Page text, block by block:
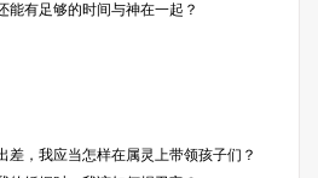
能有足够的时间与神在一起？
差，我应当怎样在属灵上带领孩子们？